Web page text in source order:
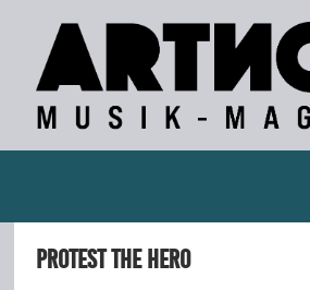
Konzertberichte
Protest The Hero